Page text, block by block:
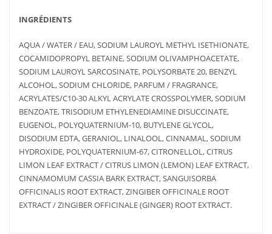
INGRÉDIENTS
AQUA / WATER / EAU, SODIUM LAUROYL METHYL ISETHIONATE,
COCAMIDOPROPYL BETAINE, SODIUM OLIVAMPHOACETATE,
SODIUM LAUROYL SARCOSINATE, POLYSORBATE 20, BENZYL
ALCOHOL, SODIUM CHLORIDE, PARFUM / FRAGRANCE,
ACRYLATES/C10-30 ALKYL ACRYLATE CROSSPOLYMER, SODIUM
BENZOATE, TRISODIUM ETHYLENEDIAMINE DISUCCINATE,
EUGENOL, POLYQUATERNIUM-10, BUTYLENE GLYCOL,
DISODIUM EDTA, GERANIOL, LINALOOL, CINNAMAL, SODIUM
HYDROXIDE, POLYQUATERNIUM-67, CITRONELLOL, CITRUS
LIMON LEAF EXTRACT / CITRUS LIMON (LEMON) LEAF EXTRACT,
CINNAMOMUM CASSIA BARK EXTRACT, SANGUISORBA
OFFICINALIS ROOT EXTRACT, ZINGIBER OFFICINALE ROOT
EXTRACT / ZINGIBER OFFICINALE (GINGER) ROOT EXTRACT.
AU PANIER
D'INFOS